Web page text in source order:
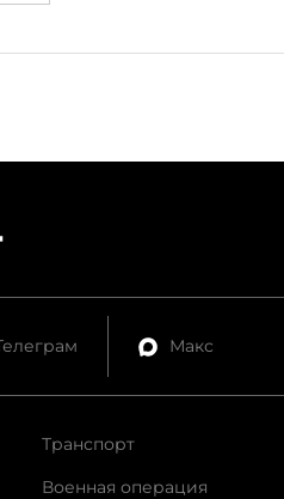
Макс
Транспорт
Военная операция